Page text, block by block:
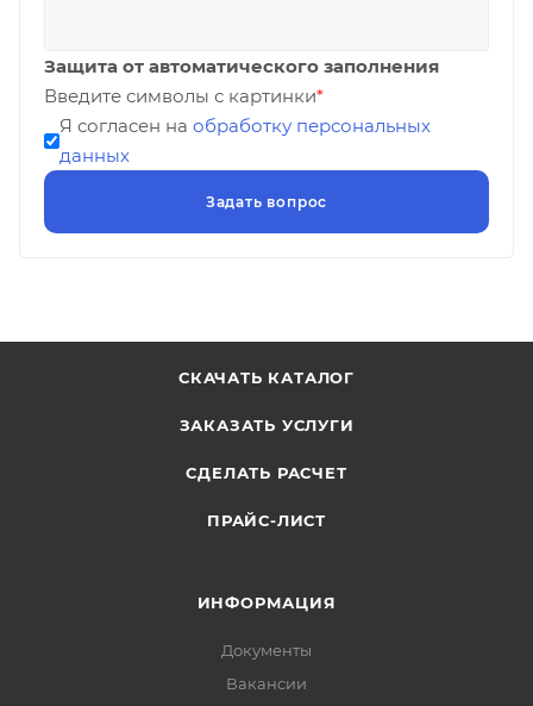
Защита от автоматического заполнения
Введите символы с картинки*
Я согласен на обработку персональных
данных
СКАЧАТЬ КАТАЛОГ
ЗАКАЗАТЬ УСЛУГИ
СДЕЛАТЬ РАСЧЕТ
ПРАЙС-ЛИСТ
ИНФОРМАЦИЯ
Документы
Вакансии